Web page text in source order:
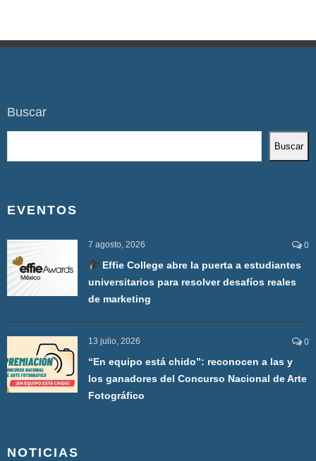
Buscar
Buscar
EVENTOS
7 agosto, 2026 0
Effie College abre la puerta a estudiantes
universitarios para resolver desafíos reales
de marketing
13 julio, 2026 0
“En equipo está chido”: reconocen a las y
los ganadores del Concurso Nacional de Arte
Fotográfico
NOTICIAS